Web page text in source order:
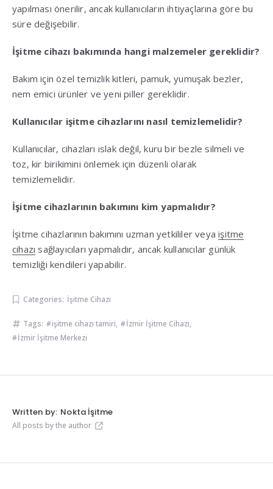
yapılması önerilir, ancak kullanıcıların ihtiyaçlarına göre bu
süre değişebilir.
İşitme cihazı bakımında hangi malzemeler gereklidir?
Bakım için özel temizlik kitleri, pamuk, yumuşak bezler,
nem emici ürünler ve yeni piller gereklidir.
Kullanıcılar işitme cihazlarını nasıl temizlemelidir?
Kullanıcılar, cihazları ıslak değil, kuru bir bezle silmeli ve
toz, kir birikimini önlemek için düzenli olarak
temizlemelidir.
İşitme cihazlarının bakımını kim yapmalıdır?
İşitme cihazlarının bakımını uzman yetkililer veyaişitme
cihazı sağlayıcıları yapmalıdır, ancak kullanıcılar günlük
temizliği kendileri yapabilir.
Categories: İşitme Cihazı
Tags: işitme cihazı tamiri, İzmir İşitme Cihazı,
İzmir İşitme Merkezi
Written by: Nokta İşitme
All posts by the author